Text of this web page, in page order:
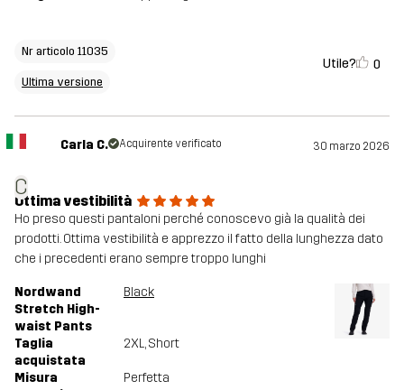
Nr articolo 11035
Ultima versione
Utile? 0
C
Carla C. Acquirente verificato 30 marzo 2026
Ottima vestibilità
Ho preso questi pantaloni perché conoscevo già la qualità dei
prodotti. Ottima vestibilità e apprezzo il fatto della lunghezza dato
che i precedenti erano sempre troppo lunghi
Nordwand
Stretch High-
waist Pants
Black
Taglia
acquistata
2XL, Short
Misura
Perfetta